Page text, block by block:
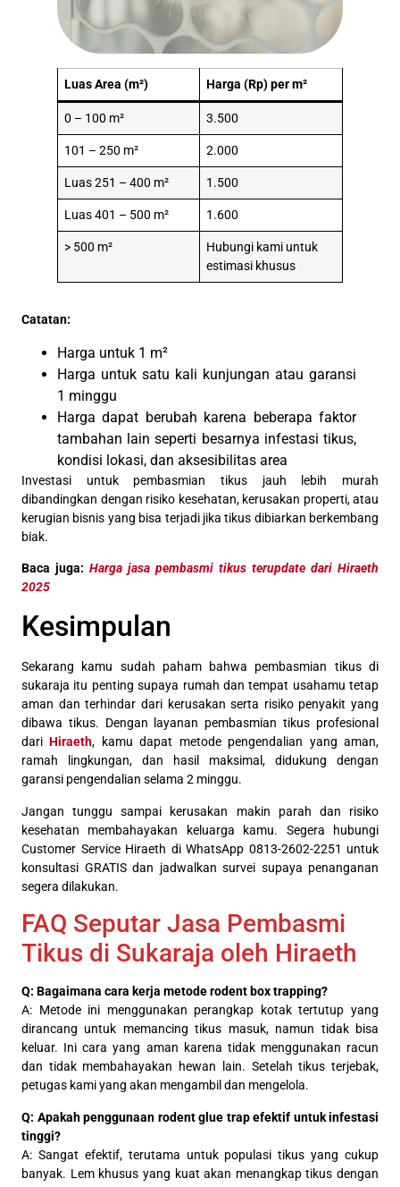
Luas Area (m²) Harga (Rp) per m²
0 – 100 m² 3.500
101 – 250 m² 2.000
Luas 251 – 400 m² 1.500
Luas 401 – 500 m² 1.600
> 500 m²
Hubungi kami untuk
estimasi khusus
Catatan:
Harga untuk 1 m²
Harga untuk satu kali kunjungan atau garansi
1 minggu
Harga dapat berubah karena beberapa faktor
tambahan lain seperti besarnya infestasi tikus,
kondisi lokasi, dan aksesibilitas area
Investasi untuk pembasmian tikus jauh lebih murah
dibandingkan dengan risiko kesehatan, kerusakan properti, atau
kerugian bisnis yang bisa terjadi jika tikus dibiarkan berkembang
biak.
Baca juga: Harga jasa pembasmi tikus terupdate dari Hiraeth
2025
Kesimpulan
Sekarang kamu sudah paham bahwa pembasmian tikus di
sukaraja itu penting supaya rumah dan tempat usahamu tetap
aman dan terhindar dari kerusakan serta risiko penyakit yang
dibawa tikus. Dengan layanan pembasmian tikus profesional
dariHiraeth, kamu dapat metode pengendalian yang aman,
ramah lingkungan, dan hasil maksimal, didukung dengan
garansi pengendalian selama 2 minggu.
Jangan tunggu sampai kerusakan makin parah dan risiko
kesehatan membahayakan keluarga kamu. Segera hubungi
Customer Service Hiraeth di WhatsApp 0813-2602-2251 untuk
konsultasi GRATIS dan jadwalkan survei supaya penanganan
segera dilakukan.
FAQ Seputar Jasa Pembasmi
Tikus di Sukaraja oleh Hiraeth
Q: Bagaimana cara kerja metode rodent box trapping?
A: Metode ini menggunakan perangkap kotak tertutup yang
dirancang untuk memancing tikus masuk, namun tidak bisa
keluar. Ini cara yang aman karena tidak menggunakan racun
dan tidak membahayakan hewan lain. Setelah tikus terjebak,
petugas kami yang akan mengambil dan mengelola.
Q: Apakah penggunaan rodent glue trap efektif untuk infestasi
tinggi?
A: Sangat efektif, terutama untuk populasi tikus yang cukup
banyak. Lem khusus yang kuat akan menangkap tikus dengan